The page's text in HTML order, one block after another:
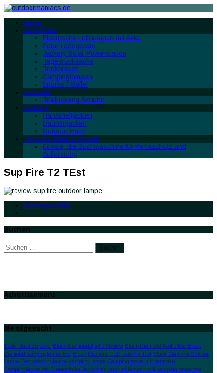
Home
Camp/Hike
Elektrische Luftpumpen mit Akku
Solar Ladegeräte
Jackery Solar Powerstation
Tagesrucksäcke
Trinkblasen
Campinglampen
Sporks / Göffel
Footwear
Trailrunning Schuhe
Clothing
Hardshelljacken
Daunenjacken
Outdoor Hüte
Tipps für Klima & Umwelt
Ecosia, die Suchmaschine für Klimaschutz und
Aufforstung
Sup Fire T2 TEst
Vorheriges Bild
Suchen
Suchen
nach:
Advertisement
Meistgesucht
Beste Daunenjacke Black Diamond Apollo Review Black Diamond Apollo test Black
Diamond campinglampe test Black Diamond LED Laterne Test Black Diamond Outdoor
Lampe Test campinglampe camping lampe Campinglampe mit batterien
Campinglampe mit Bluetooth Lautsprecher campinglampen test campinglampe test